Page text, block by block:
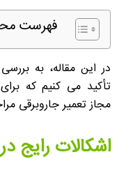
فهرست
در این مقاله، به
تأکید می کنیم که
مجاز تعمیر جاروبرقی
اشکالات رایج